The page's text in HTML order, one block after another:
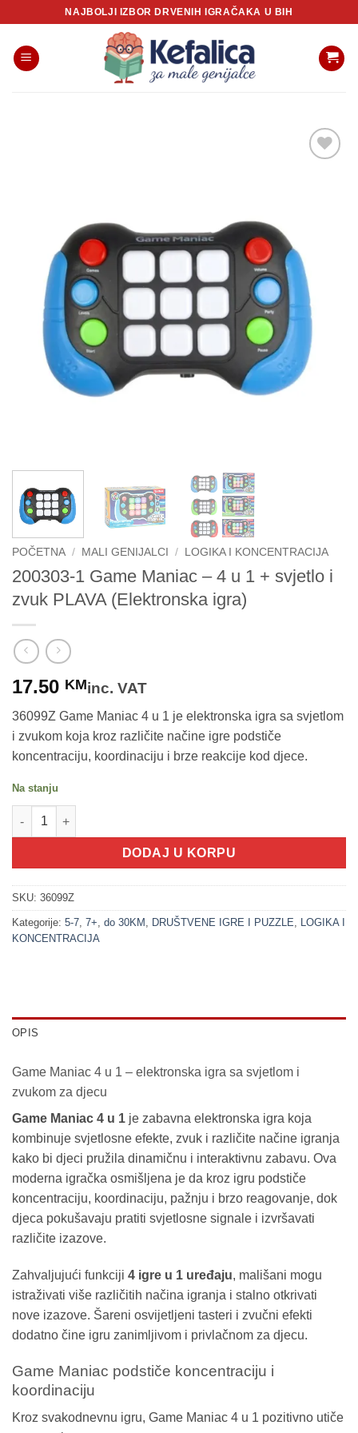
content
NAJBOLJI IZBOR DRVENIH IGRAČAKA U BIH
POČETNA / MALI GENIJALCI / LOGIKA I KONCENTRACIJA
200303-1 Game Maniac – 4 u 1 + svjetlo i
zvuk PLAVA (Elektronska igra)
17.50 KMinc. VAT
36099Z Game Maniac 4 u 1 je elektronska igra sa svjetlom
i zvukom koja kroz različite načine igre podstiče
koncentraciju, koordinaciju i brze reakcije kod djece.
Na stanju
200303-1 Game Maniac - 4 u 1 + svjetlo i zvuk PLAVA
DODAJ U KORPU
SKU: 36099Z
Kategorije: 5-7, 7+, do 30KM , DRUŠTVENE IGRE I PUZZLE, LOGIKA I
KONCENTRACIJA
OPIS
Game Maniac 4 u 1 – elektronska igra sa svjetlom i
zvukom za djecu
Game Maniac 4 u 1 je zabavna elektronska igra koja
kombinuje svjetlosne efekte, zvuk i različite načine igranja
kako bi djeci pružila dinamičnu i interaktivnu zabavu. Ova
moderna igračka osmišljena je da kroz igru podstiče
koncentraciju, koordinaciju, pažnju i brzo reagovanje, dok
djeca pokušavaju pratiti svjetlosne signale i izvršavati
različite izazove.
Zahvaljujući funkciji 4 igre u 1 uređaju, mališani mogu
istraživati više različitih načina igranja i stalno otkrivati
nove izazove. Šareni osvijetljeni tasteri i zvučni efekti
dodatno čine igru zanimljivom i privlačnom za djecu.
Game Maniac podstiče koncentraciju i
koordinaciju
Kroz svakodnevnu igru, Game Maniac 4 u 1 pozitivno utiče